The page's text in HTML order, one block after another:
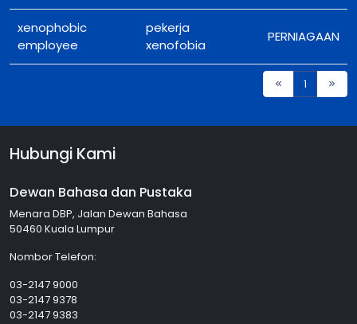
xenophobic
employee
pekerja
xenofobia
PERNIAGAAN
1
Hubungi Kami
Dewan Bahasa dan Pustaka
Menara DBP, Jalan Dewan Bahasa
50460 Kuala Lumpur
Nombor Telefon:
03-2147 9000
03-2147 9378
03-2147 9383